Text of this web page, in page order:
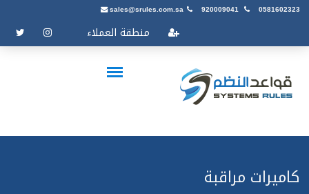
sales@srules.com.sa 920009041 0581602323
منطقة العملاء
كاميرات مراقبة